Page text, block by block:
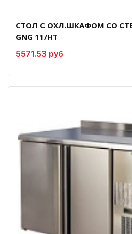
СТОЛ C ОХЛ.ШКАФОМ СО
GNG 11/HT
5571.53 руб